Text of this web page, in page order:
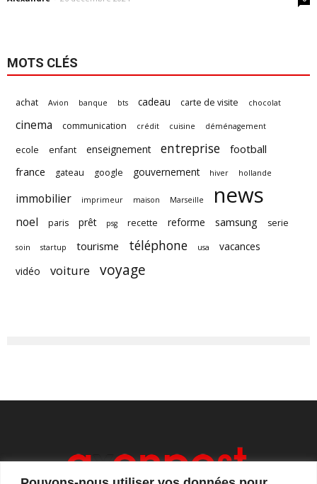
MOTS CLÉS
achat Avion banque bts cadeau carte de visite chocolat
cinema communication crédit cuisine déménagement
ecole enfant enseignement entreprise
football
france
gateau google gouvernement hiver hollande
immobilier imprimeur maison Marseille news
noel paris prêt psg recette reforme samsung serie
soin startup tourisme téléphone usa
vacances
vidéo
voiture voyage